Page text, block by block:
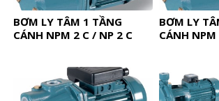
BƠM LY TÂM 1 TẦNG
CÁNH NPM 2 C / NP 2 C
BƠM LY
CÁNH NPM